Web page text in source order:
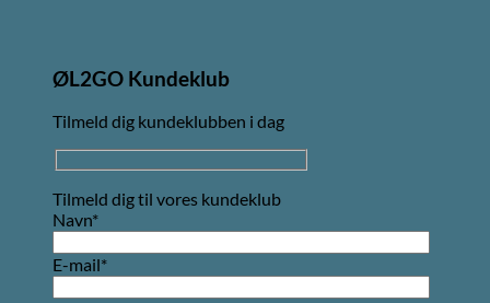
ØL2GO Kundeklub
Tilmeld dig kundeklubben i dag
Tilmeld dig til vores kundeklub
Navn*
E-mail*